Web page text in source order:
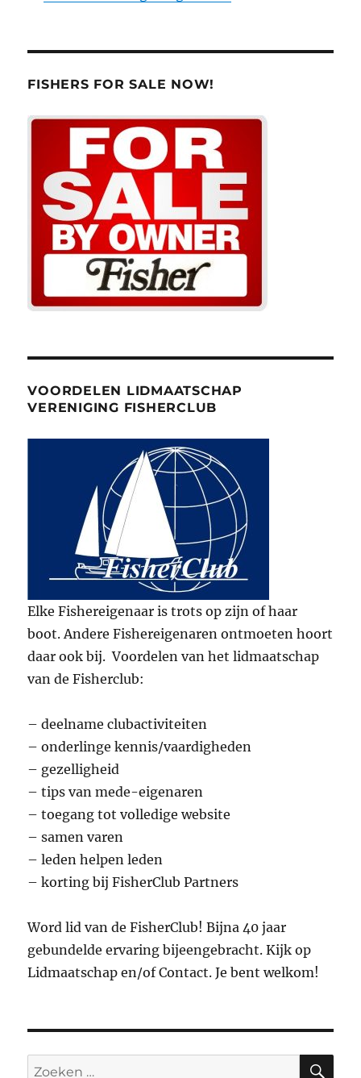
FISHERS FOR SALE NOW!
VOORDELEN LIDMAATSCHAP
VERENIGING FISHERCLUB
Elke Fishereigenaar is trots op zijn of haar
boot. Andere Fishereigenaren ontmoeten hoort
daar ook bij. Voordelen van het lidmaatschap
van de Fisherclub:
– deelname clubactiviteiten
– onderlinge kennis/vaardigheden
– gezelligheid
– tips van mede-eigenaren
– toegang tot volledige website
– samen varen
– leden helpen leden
– korting bij FisherClub Partners
Word lid van de FisherClub! Bijna 40 jaar
gebundelde ervaring bijeengebracht. Kijk op
Lidmaatschap en/of Contact. Je bent welkom!
Zoeken